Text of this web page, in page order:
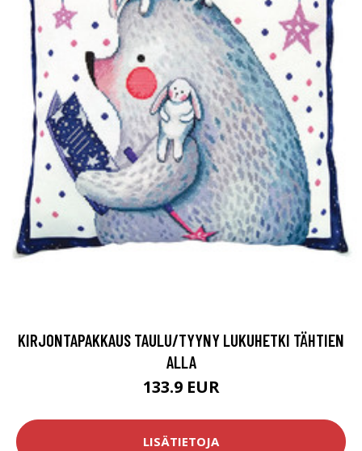
KIRJONTAPAKKAUS TAULU/TYYNY LUKUHETKI TÄHTIEN
ALLA
133.9 EUR
LISÄTIETOJA